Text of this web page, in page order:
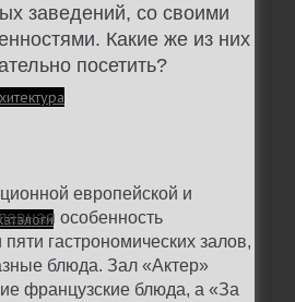
заведений, со своими
Какие же из них
посетить?
европейской и
особенность
гастрономических залов,
блюда. Зал «Актер»
французские блюда, а «За